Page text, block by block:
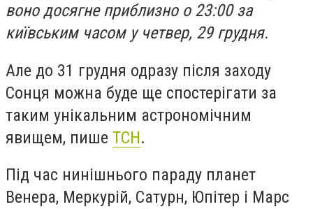
воно досягне приблизно о 23:00 за
київським часом у четвер, 29 грудня.
Але до 31 грудня одразу після заходу
Сонця можна буде ще спостерігати за
таким унікальним астрономічним
явищем, пише ТСН.
Під час нинішнього параду планет
Венера, Меркурій, Сатурн, Юпітер і Марс